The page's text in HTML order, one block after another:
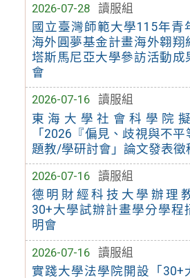
2026-07-28
讀服組
國立臺灣師範大學115年青
海外圓夢基金計畫海外翱翔
塔斯馬尼亞大學參訪活動成
會
2026-07-16
讀服組
東海大學社會科學院
「2026『偏見、歧視與不平
題教/學研討會」論文發表徵
2026-07-16
讀服組
德明財經科技大學辦理
30+大學試辦計畫學分學程
明會
2026-07-16
讀服組
實踐大學法學院開設「30+